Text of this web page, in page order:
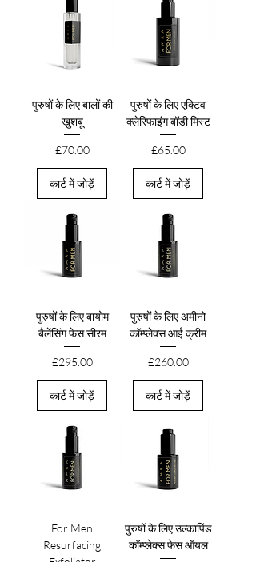
पुरुषों के लिए बालों की
खुशबू
मूल्य
£70.00
कार्ट में जोड़ें
पुरुषों के लिए एक्टिव
क्लेरिफाइंग बॉडी मिस्ट
मूल्य
£65.00
कार्ट में जोड़ें
पुरुषों के लिए बायोम
बैलेंसिंग फेस सीरम
मूल्य
£295.00
कार्ट में जोड़ें
पुरुषों के लिए अमीनो
कॉम्प्लेक्स आई क्रीम
मूल्य
£260.00
कार्ट में जोड़ें
For Men
Resurfacing
पुरुषों के लिए उल्कापिंड
कॉम्प्लेक्स फेस ऑयल